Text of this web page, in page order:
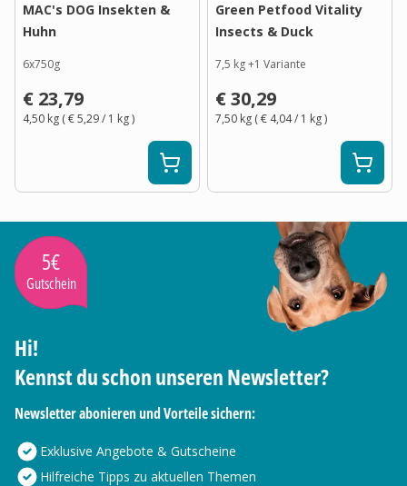
MAC's DOG Insekten &
Huhn
6x750g
€ 23,79
4,50 kg (€ 5,29/ 1 kg)
Green Petfood Vitality
Insects & Duck
7,5 kg+1 Variante
€ 30,29
7,50 kg (€ 4,04/ 1 kg)
5€
Gutschein
Hi!
Kennst du schon unseren Newsletter?
Newsletter abonieren und Vorteile sichern:
Exklusive Angebote & Gutscheine
Hilfreiche Tipps zu aktuellen Themen